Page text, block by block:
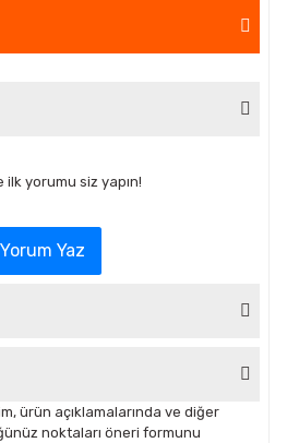
ilk yorumu siz yapın!
Yorum Yaz
ürün açıklamalarında ve diğer
noktaları öneri formunu